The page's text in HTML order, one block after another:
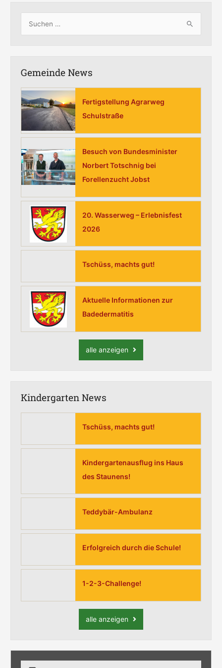
n
n
c
:
Gemeinde News
Fertigstellung Agrarweg
Schulstraße
Besuch von Bundesminister
Norbert Totschnig bei
Forellenzucht Jobst
20. Wasserweg – Erlebnisfest
2026
Tschüss, machts gut!
Aktuelle Informationen zur
Badedermatitis
alle anzeigen
Kindergarten News
Tschüss, machts gut!
Kindergartenausflug ins Haus
des Staunens!
Teddybär-Ambulanz
Erfolgreich durch die Schule!
1-2-3-Challenge!
alle anzeigen